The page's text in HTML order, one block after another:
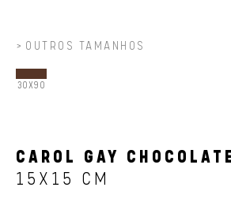
OUTROS TAMANHOS
30X90
CAROL GAY
15X15 CM